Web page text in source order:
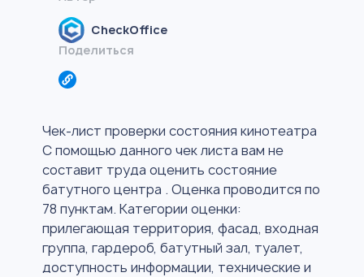
CheckOffice
Поделиться
Чек-лист проверки состояния кинотеатра
С помощью данного чек листа вам не
составит труда оценить состояние
батутного центра . Оценка проводится по
78 пунктам. Категории оценки:
прилегающая территория, фасад, входная
группа, гардероб, батутный зал, туалет,
доступность информации, технические и